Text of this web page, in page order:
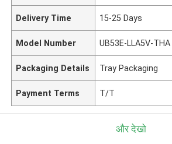
Delivery Time 15-25 Days
Model Number UB53E-LLA5V-THA
Packaging Details Tray Packaging
Payment Terms T/T
और देखो